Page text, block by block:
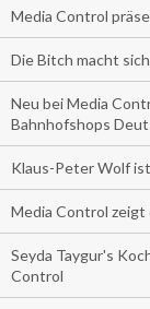
Media Control
Die Bitch macht
Neu bei Media
Bahnhofshops
Klaus-Peter Wolf
Media Control zeigt
Seyda Taygur's
Control